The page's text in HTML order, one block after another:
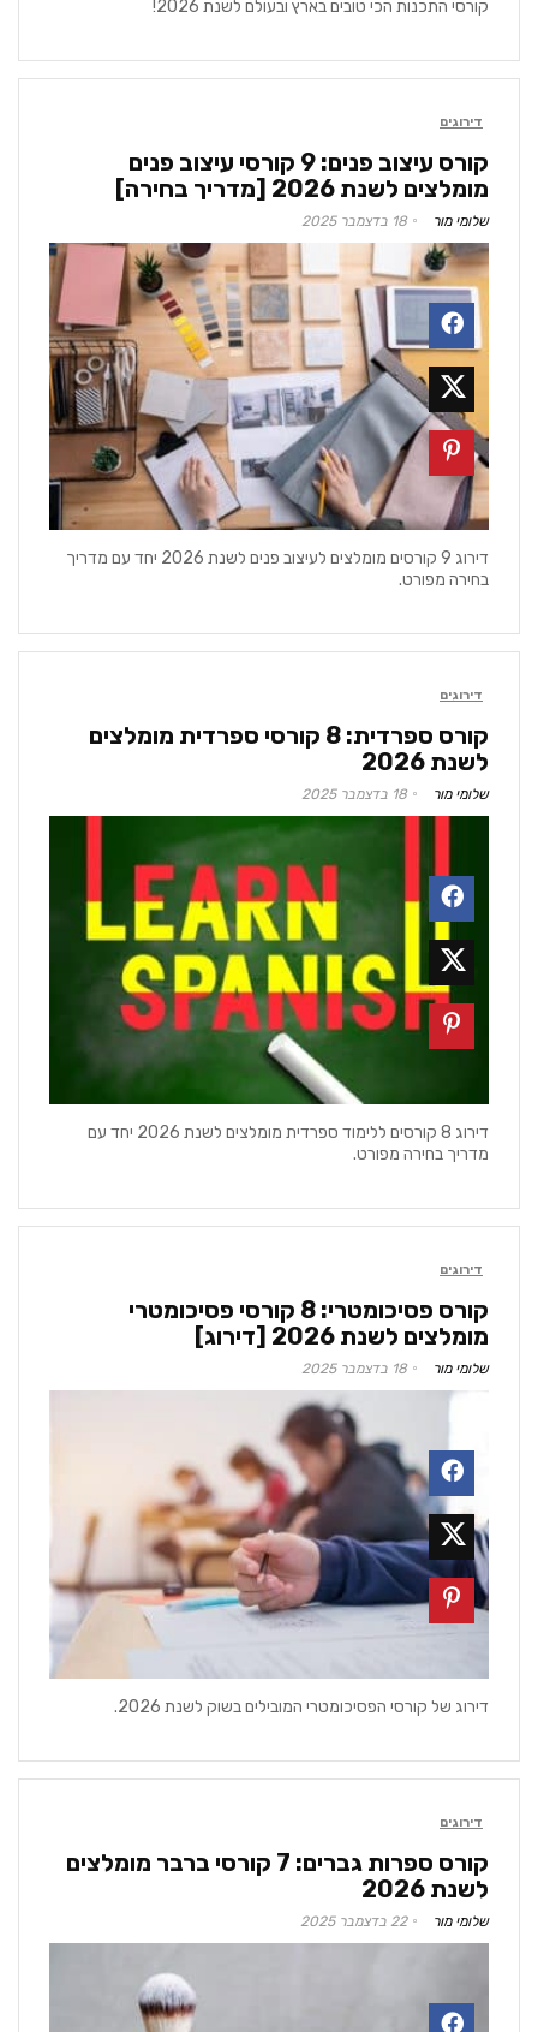
קורסי התכנות הכי טובים בארץ ובעולם לשנת 2026!
דירוגים
קורס עיצוב פנים: 9 קורסי עיצוב פנים
מומלצים לשנת 2026 [מדריך בחירה]
שלומי מור 18 בדצמבר 2025
דירוג 9 קורסים מומלצים לעיצוב פנים לשנת 2026 יחד עם מדריך
בחירה מפורט.
דירוגים
קורס ספרדית: 8 קורסי ספרדית מומלצים
לשנת 2026
שלומי מור 18 בדצמבר 2025
דירוג 8 קורסים ללימוד ספרדית מומלצים לשנת 2026 יחד עם
מדריך בחירה מפורט.
דירוגים
קורס פסיכומטרי: 8 קורסי פסיכומטרי
מומלצים לשנת 2026 [דירוג]
שלומי מור 18 בדצמבר 2025
דירוג של קורסי הפסיכומטרי המובילים בשוק לשנת 2026.
דירוגים
קורס ספרות גברים: 7 קורסי ברבר מומלצים
לשנת 2026
שלומי מור 22 בדצמבר 2025